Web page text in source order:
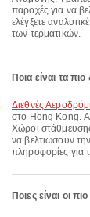
παροχές για να
ελέγξετε
των τερματικών.
Ποια είναι τα
Διεθνές
στο Hong Kong.
Χώροι
να βελτιώσουν
πληροφορίες για
Ποιες είναι οι